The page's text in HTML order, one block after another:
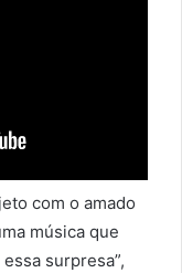
com o amado
música que
surpresa”,